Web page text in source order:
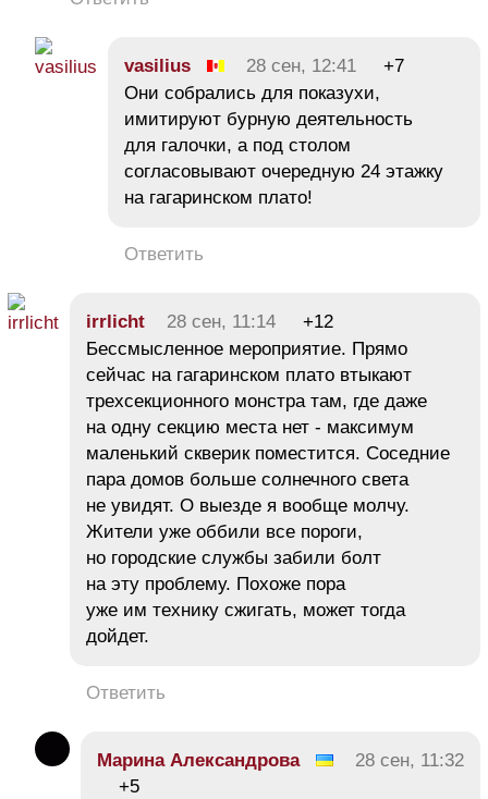
vasilius 28 сен, 12:41
+7
Они собрались для показухи,
имитируют бурную деятельность
для галочки, а под столом
согласовывают очередную 24 этажку
на гагаринском плато!
Ответить
irrlicht 28 сен, 11:14
+12
Бессмысленное мероприятие. Прямо
сейчас на гагаринском плато втыкают
трехсекционного монстра там, где даже
на одну секцию места нет - максимум
маленький скверик поместится. Соседние
пара домов больше солнечного света
не увидят. О выезде я вообще молчу.
Жители уже оббили все пороги,
но городские службы забили болт
на эту проблему. Похоже пора
уже им технику сжигать, может тогда
дойдет.
Ответить
Марина Александрова
28 сен, 11:32
+5